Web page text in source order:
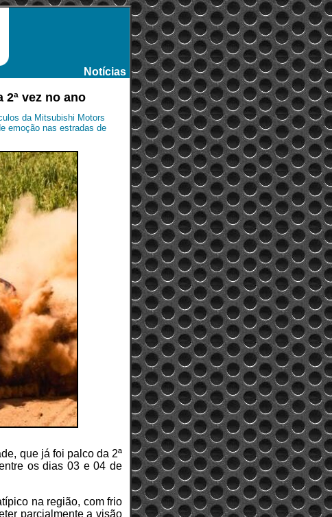
Notícias
2ª vez no ano
da Mitsubishi Motors
emoção nas estradas de
que já foi palco da 2ª
os dias 03 e 04 de
na região, com frio
parcialmente a visão